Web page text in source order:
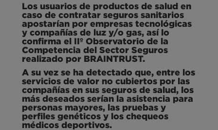
Los usuarios de productos de salud en
caso de contratar seguros sanitarios
apostarían por empresas tecnológicas
y compañías de luz y/o gas, así lo
confirma el IIº Observatorio de la
Competencia del Sector Seguros
realizado por BRAINTRUST.
A su vez se ha detectado que, entre los
servicios de valor no cubiertos por las
compañías en sus seguros de salud, los
más deseados serían la asistencia para
personas mayores, las pruebas y
perfiles genéticos y los chequeos
médicos deportivos.